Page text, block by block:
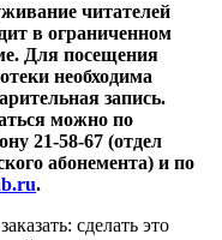
читателей
в ограниченном
Для посещения
необходима
запись.
можно по
21-58-67 (отдел
абонемента) и по
.
сделать это